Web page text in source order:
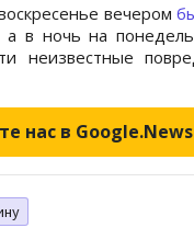
вечером
а в ночь на
неизвестные
нас в Google.News